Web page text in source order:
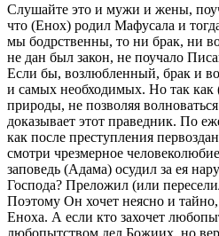
Слушайте это и мужи и жены,
что (Енох) родил Мафусала и
мы бодрственны, то ни брак, ни
не дан был закон, не поучало
Если бы, возлюбленный, брак и
и самых необходимых. Но так как
природы, не позволяя
доказывает этот праведник. По
как после преступления
смотри чрезмерное
заповедь (Адама) осудил за ея
Господа? Преложил (или
Поэтому Он хочет неясно и
Еноха. А если кто захочет
любопытством дел Божиих, но